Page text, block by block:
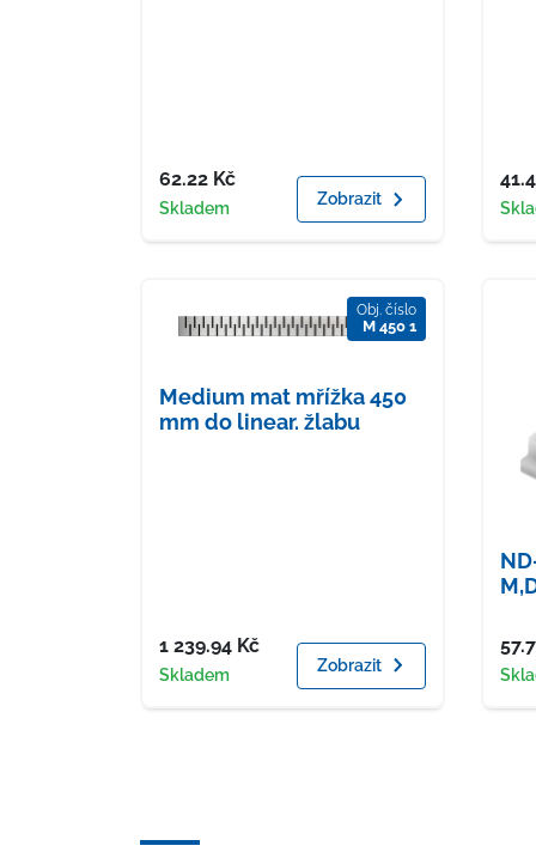
Cena
62.22 Kč
Dostupnost
Skladem Zobrazit
Obj. číslo
M 450 1
Medium mat mřížka 450
mm do linear. žlabu
Cena
1 239.94 Kč
Dostupnost
Skladem Zobrazit